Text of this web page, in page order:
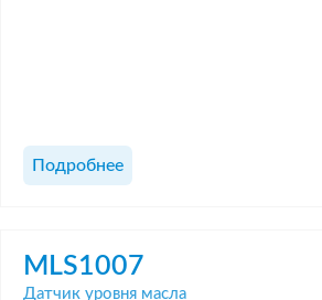
Подробнее
MLS1007
Датчик уровня масла